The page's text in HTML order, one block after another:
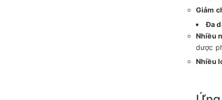
Giảm
Đa
Nhiều
dược
Nhiều